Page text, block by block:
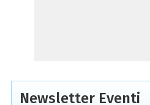
Newsletter Eventi